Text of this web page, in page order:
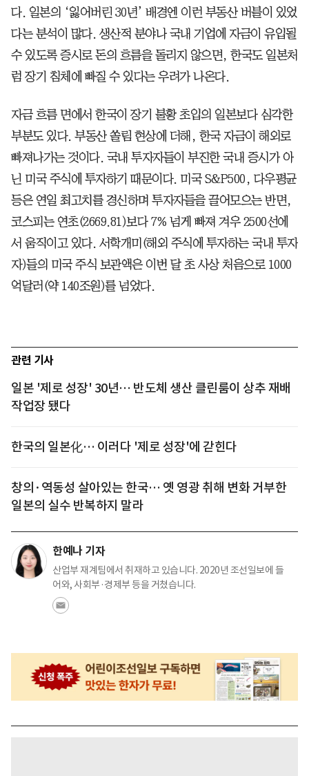
다. 일본의 ‘잃어버린 30년’ 배경엔 이런 부동산 버블이 있었
다는 분석이 많다. 생산적 분야나 국내 기업에 자금이 유입될
수 있도록 증시로 돈의 흐름을 돌리지 않으면, 한국도 일본처
럼 장기 침체에 빠질 수 있다는 우려가 나온다.
자금 흐름 면에서 한국이 장기 불황 초입의 일본보다 심각한
부분도 있다. 부동산 쏠림 현상에 더해, 한국 자금이 해외로
빠져나가는 것이다. 국내 투자자들이 부진한 국내 증시가 아
닌 미국 주식에 투자하기 때문이다. 미국 S&P500, 다우평균
등은 연일 최고치를 경신하며 투자자들을 끌어모으는 반면,
코스피는 연초(2669.81)보다 7% 넘게 빠져 겨우 2500선에
서 움직이고 있다. 서학개미(해외 주식에 투자하는 국내 투자
자)들의 미국 주식 보관액은 이번 달 초 사상 처음으로 1000
억달러(약 140조원)를 넘었다.
관련 기사
일본 '제로 성장' 30년… 반도체 생산 클린룸이 상추 재배
작업장 됐다
한국의 일본化… 이러다 '제로 성장'에 갇힌다
창의·역동성 살아있는 한국… 옛 영광 취해 변화 거부한
일본의 실수 반복하지 말라
한예나 기자
산업부 재계팀에서 취재하고 있습니다. 2020년 조선일보에 들
어와, 사회부·경제부 등을 거쳤습니다.